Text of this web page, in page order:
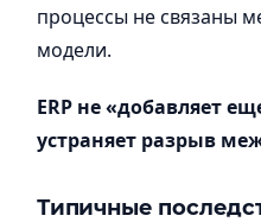
процессы не связаны
модели.
ERP не «добавляет
устраняет разрыв
Типичные